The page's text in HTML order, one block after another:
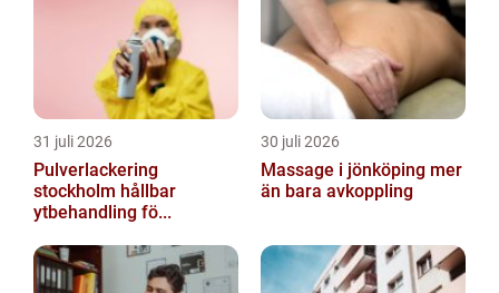
redaktionen så...
31 juli 2026
Pulverlackering
stockholm hållbar
ytbehandling fö...
30 juli 2026
Massage i jönköping mer
än bara avkoppling